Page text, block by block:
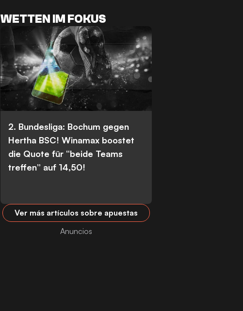
WETTEN IM FOKUS
2. Bundesliga: Bochum gegen
Hertha BSC! Winamax boostet
die Quote für “beide Teams
treffen” auf 14,50!
Ver más artículos sobre apuestas